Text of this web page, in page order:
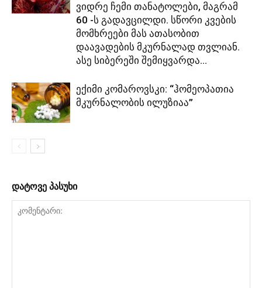
ვიდრე ჩემი თანატოლები, მაგრამ
60 -ს გადავცილდი. სწორი კვების
მომხრეები მას ათასობით
დაავადების მკურნალად თვლიან.
ასე სიბერეში შემიყვარდა...
ექიმი კომაროვსკი: “ჰომეოპათია
მკურნალობის ილუზიაა”
დატოვე პასუხი